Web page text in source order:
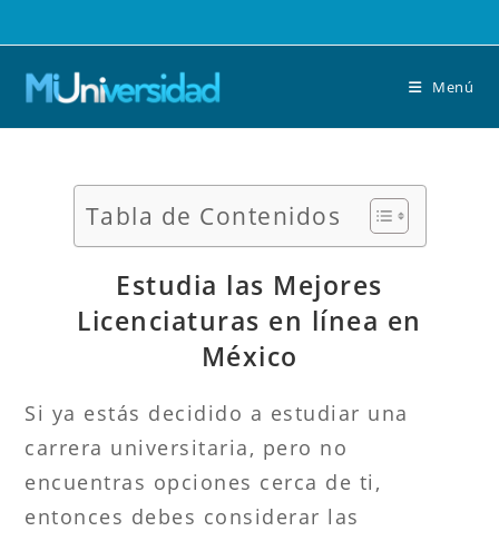
al
contenido
Menú
Tabla de Contenidos
Estudia las Mejores
Licenciaturas en línea en
México
Si ya estás decidido a estudiar una
carrera universitaria, pero no
encuentras opciones cerca de ti,
entonces debes considerar las